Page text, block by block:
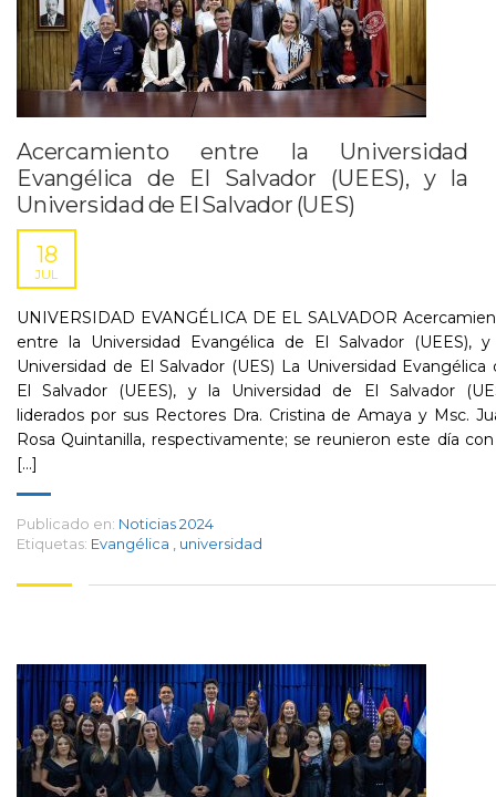
Acercamiento entre la Universidad
Evangélica de El Salvador (UEES), y la
Universidad de El Salvador (UES)
18
JUL
UNIVERSIDAD EVANGÉLICA DE EL SALVADOR
entre la Universidad Evangélica de El Salvador (UEES),
Universidad de El Salvador (UES) La Universidad Evangélica
El Salvador (UEES), y la Universidad de El Salvador
liderados por sus Rectores Dra. Cristina de Amaya y Msc.
Rosa Quintanilla, respectivamente; se reunieron este día
[...]
Publicado en: Noticias 2024
Etiquetas: Evangélica universidad